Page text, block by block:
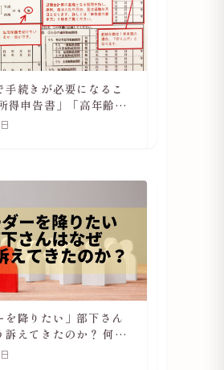
手続きが必要になるこ
得申告書」「高年齢雇
付金受給資格確認」
を降りたい」部下さん
訴えてきたのか？ 何が
あらためて考えてみる